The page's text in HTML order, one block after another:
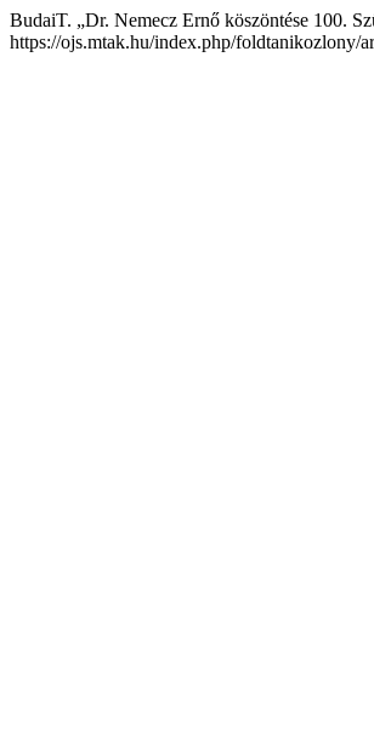
BudaiT. „Dr. Nemecz Ernő köszöntése 100.
https://ojs.mtak.hu/index.php/foldtanikozlony/